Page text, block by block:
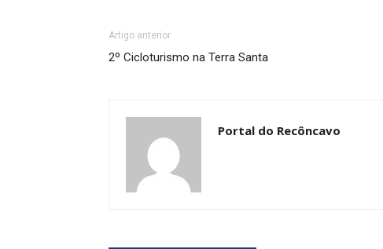
Artigo anterior
2º Cicloturismo na Terra Santa
Portal do Recôncavo